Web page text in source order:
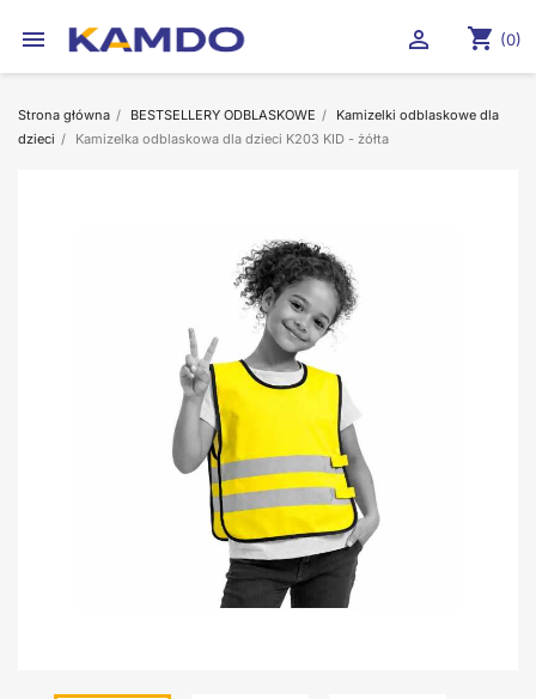
 shopping_cart (0)

Strona główna BESTSELLERY ODBLASKOWE
Kamizelki odblaskowe dla
dzieci
Kamizelka odblaskowa dla dzieci K203 KID - żółta